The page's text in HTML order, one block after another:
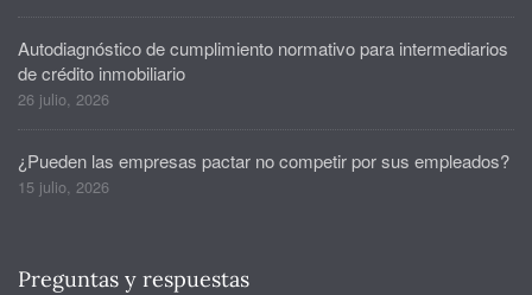
Autodiagnóstico de cumplimiento normativo para intermediarios
de crédito inmobiliario
26 julio, 2026
¿Pueden las empresas pactar no competir por sus empleados?
15 julio, 2026
Preguntas y respuestas